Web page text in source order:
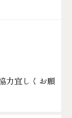
力宜しくお願